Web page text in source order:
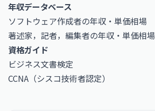
年収データベース
ソフトウェア作成者の年収・単価相場
著述家，記者，編集者の年収・単価相場
資格ガイド
ビジネス文書検定
CCNA（シスコ技術者認定）